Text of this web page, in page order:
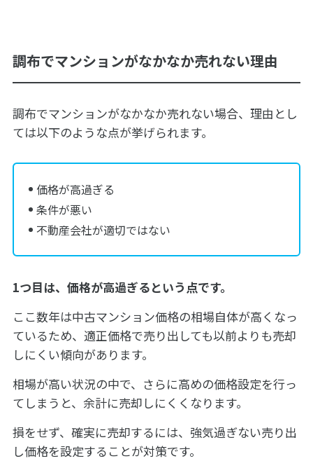
調布でマンションがなかなか売れない理由
調布でマンションがなかなか売れない場合、理由とし
ては以下のような点が挙げられます。
価格が高過ぎる
条件が悪い
不動産会社が適切ではない
1つ目は、価格が高過ぎるという点です。
ここ数年は中古マンション価格の相場自体が高くなっ
ているため、適正価格で売り出しても以前よりも売却
しにくい傾向があります。
相場が高い状況の中で、さらに高めの価格設定を行っ
てしまうと、余計に売却しにくくなります。
損をせず、確実に売却するには、強気過ぎない売り出
し価格を設定することが対策です。